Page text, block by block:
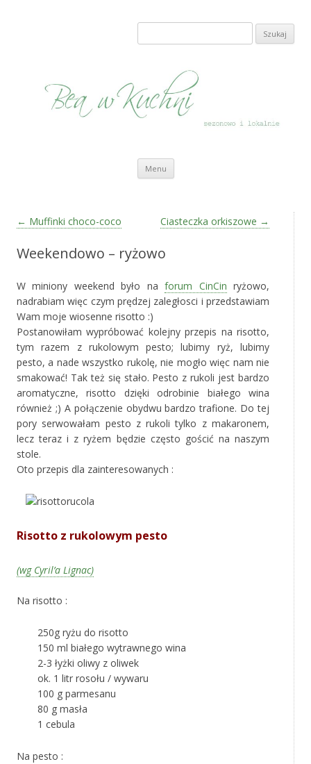
Szukaj:
Menu Przeskocz do treści
Zobacz wpisy
← Muffinki choco-coco Ciasteczka orkiszowe →
Weekendowo – ryżowo
W miniony weekend było naforum CinCin ryżowo,
nadrabiam więc czym prędzej zaległosci i przedstawiam
Wam moje wiosenne risotto :)
Postanowiłam wypróbować kolejny przepis na risotto,
tym razem z rukolowym pesto; lubimy ryż, lubimy
pesto, a nade wszystko rukolę, nie mogło więc nam nie
smakować! Tak też się stało. Pesto z rukoli jest bardzo
aromatyczne, risotto dzięki odrobinie białego wina
również ;) A połączenie obydwu bardzo trafione. Do tej
pory serwowałam pesto z rukoli tylko z makaronem,
lecz teraz i z ryżem będzie często gościć na naszym
stole.
Oto przepis dla zainteresowanych :
Risotto z rukolowym pesto
(wg Cyril’a Lignac)
Na risotto :
250g ryżu do risotto
150 ml białego wytrawnego wina
2-3 łyżki oliwy z oliwek
ok. 1 litr rosołu / wywaru
100 g parmesanu
80 g masła
1 cebula
Na pesto :